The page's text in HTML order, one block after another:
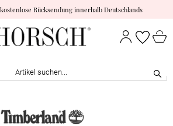
Rücksendung innerhalb Deutschlands